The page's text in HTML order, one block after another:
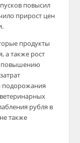
повысил
прирост цен
продукты
а также рост
повышению
подорожания
рубля в
также